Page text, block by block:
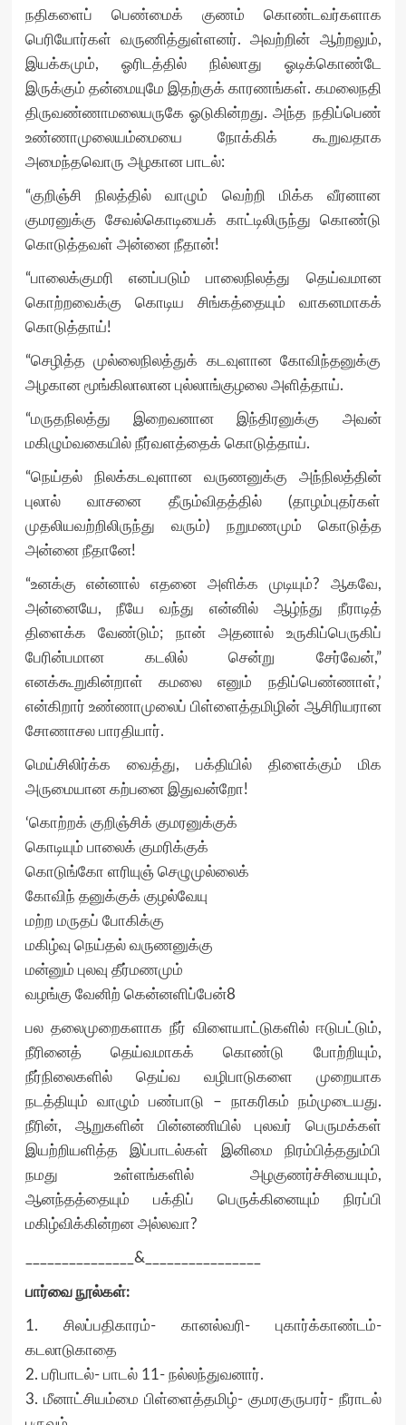
நதிகளைப் பெண்மைக் குணம் கொண்டவர்களாக
பெரியோர்கள் வருணித்துள்ளனர். அவற்றின் ஆற்றலும்,
இயக்கமும், ஓரிடத்தில் நில்லாது ஓடிக்கொண்டே
இருக்கும் தன்மையுமே இதற்குக் காரணங்கள். கமலைநதி
திருவண்ணாமலையருகே ஓடுகின்றது. அந்த நதிப்பெண்
உண்ணாமுலையம்மையை நோக்கிக் கூறுவதாக
அமைந்தவொரு அழகான பாடல்:
“குறிஞ்சி நிலத்தில் வாழும் வெற்றி மிக்க வீரனான
குமரனுக்கு சேவல்கொடியைக் காட்டிலிருந்து கொண்டு
கொடுத்தவள் அன்னை நீதான்!
“பாலைக்குமரி எனப்படும் பாலைநிலத்து தெய்வமான
கொற்றவைக்கு கொடிய சிங்கத்தையும் வாகனமாகக்
கொடுத்தாய்!
“செழித்த முல்லைநிலத்துக் கடவுளான கோவிந்தனுக்கு
அழகான மூங்கிலாலான புல்லாங்குழலை அளித்தாய்.
“மருதநிலத்து இறைவனான இந்திரனுக்கு அவன்
மகிழும்வகையில் நீர்வளத்தைக் கொடுத்தாய்.
“நெய்தல் நிலக்கடவுளான வருணனுக்கு அந்நிலத்தின்
புலால் வாசனை தீரும்விதத்தில் (தாழம்புதர்கள்
முதலியவற்றிலிருந்து வரும்) நறுமணமும் கொடுத்த
அன்னை நீதானே!
“உனக்கு என்னால் எதனை அளிக்க முடியும்? ஆகவே,
அன்னையே, நீயே வந்து என்னில் ஆழ்ந்து நீராடித்
திளைக்க வேண்டும்; நான் அதனால் உருகிப்பெருகிப்
பேரின்பமான கடலில் சென்று சேர்வேன்,”
எனக்கூறுகின்றாள் கமலை எனும் நதிப்பெண்ணாள்,’
என்கிறார் உண்ணாமுலைப் பிள்ளைத்தமிழின் ஆசிரியரான
சோணாசல பாரதியார்.
மெய்சிலிர்க்க வைத்து, பக்தியில் திளைக்கும் மிக
அருமையான கற்பனை இதுவன்றோ!
‘கொற்றக் குறிஞ்சிக் குமரனுக்குக்
கொடியும் பாலைக் குமரிக்குக்
கொடுங்கோ ளரியுஞ் செழுமுல்லைக்
கோவிந் தனுக்குக் குழல்வேயு
மற்ற மருதப் போகிக்கு
மகிழ்வு நெய்தல் வருணனுக்கு
மன்னும் புலவு தீர்மணமும்
வழங்கு வேனிற் கென்னளிப்பேன்8
பல தலைமுறைகளாக நீர் விளையாட்டுகளில் ஈடுபட்டும்,
நீரினைத் தெய்வமாகக் கொண்டு போற்றியும்,
நீர்நிலைகளில் தெய்வ வழிபாடுகளை முறையாக
நடத்தியும் வாழும் பண்பாடு – நாகரிகம் நம்முடையது.
நீரின், ஆறுகளின் பின்னணியில் புலவர் பெருமக்கள்
இயற்றியளித்த இப்பாடல்கள் இனிமை நிரம்பித்ததும்பி
நமது உள்ளங்களில் அழகுணர்ச்சியையும்,
ஆனந்தத்தையும் பக்திப் பெருக்கினையும் நிரப்பி
மகிழ்விக்கின்றன அல்லவா?
_______________&________________
பார்வை நூல்கள்:
1. சிலப்பதிகாரம்- கானல்வரி- புகார்க்காண்டம்-
கடலாடுகாதை
2. பரிபாடல்- பாடல் 11- நல்லந்துவனார்.
3. மீனாட்சியம்மை பிள்ளைத்தமிழ்- குமரகுருபரர்- நீராடல்